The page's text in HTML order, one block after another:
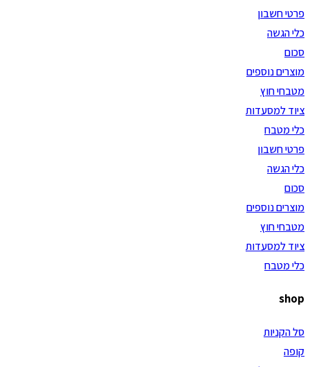
פרטי חשבון
כלי הגשה
סכום
מוצרים נוספים
מטבחי חוץ
ציוד למסעדות
כלי מטבח
פרטי חשבון
כלי הגשה
סכום
מוצרים נוספים
מטבחי חוץ
ציוד למסעדות
כלי מטבח
shop
סל הקניות
קופה